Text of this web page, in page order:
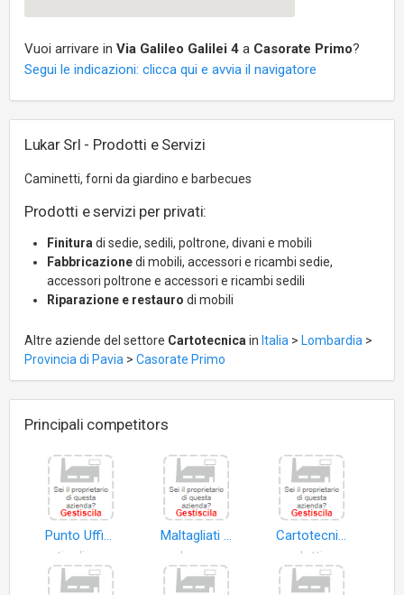
Vuoi arrivare in Via Galileo Galilei 4 a Casorate Primo?
Segui le indicazioni: clicca qui e avvia il navigatore
Lukar Srl - Prodotti e Servizi
Caminetti, forni da giardino e barbecues
Prodotti e servizi per privati:
Finitura di sedie, sedili, poltrone, divani e mobili
Fabbricazionedi mobili, accessori e ricambi sedie,
accessori poltrone e accessori e ricambi sedili
Riparazione e restauro di mobili
Altre aziende del settore Cartotecnica in Italia > Lombardia >
Provincia di Pavia > Casorate Primo
Principali competitors
Punto Ufficio S.n.c. di Forcella Marina & C
Maltagliati Legnami di Vincenzo Maltagliati e C. S.n.c
legno
Cartotecnica di Fusco Claudio